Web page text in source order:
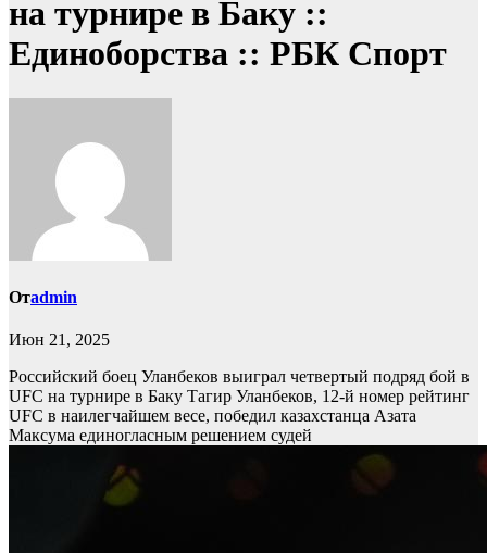
на турнире в Баку ::
Единоборства :: РБК Спорт
Отadmin
Июн 21, 2025
Российский боец Уланбеков выиграл четвертый подряд бой в
UFC на турнире в Баку Тагир Уланбеков, 12-й номер рейтинг
UFC в наилегчайшем весе, победил казахстанца Азата
Максума единогласным решением судей